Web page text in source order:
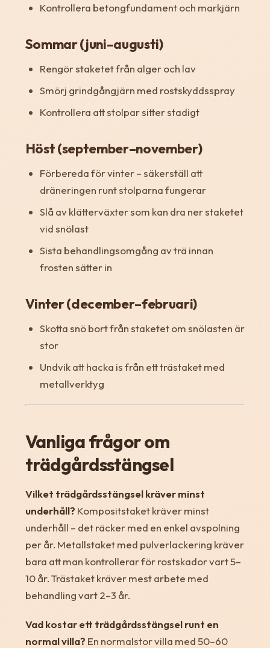
Kontrollera betongfundament och markjärn
Sommar (juni–augusti)
Rengör staketet från alger och lav
Smörj grindgångjärn med rostskyddsspray
Kontrollera att stolpar sitter stadigt
Höst (september–november)
Förbereda för vinter – säkerställ att
dräneringen runt stolparna fungerar
Slå av klätterväxter som kan dra ner staketet
vid snölast
Sista behandlingsomgång av trä innan
frosten sätter in
Vinter (december–februari)
Skotta snö bort från staketet om snölasten är
stor
Undvik att hacka is från ett trästaket med
metallverktyg
Vanliga frågor om
trädgårdsstängsel
Vilket trädgårdsstängsel kräver minst
underhåll? Kompositstaket kräver minst
underhåll – det räcker med en enkel avspolning
per år. Metallstaket med pulverlackering kräver
bara att man kontrollerar för rostskador vart 5–
10 år. Trästaket kräver mest arbete med
behandling vart 2–3 år.
Vad kostar ett trädgårdsstängsel runt en
normal villa? En normalstor villa med 50–60